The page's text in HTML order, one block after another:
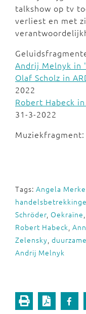
talkshow op tv
verliest en met
Andrij Melnyk in
Olaf Scholz in
2022
Robert Habeck
31-3-2022
Muziekfragment:
Tags: Angela
Schröder, Oekraïne,
Robert Habeck,
Zelensky,
Andrij Melnyk